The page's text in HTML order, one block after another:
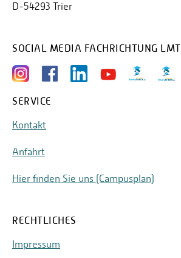
D-54293 Trier
SOCIAL MEDIA FACHRICHTUNG LMT
SERVICE
Kontakt
Anfahrt
Hier finden Sie uns (Campusplan)
RECHTLICHES
Impressum